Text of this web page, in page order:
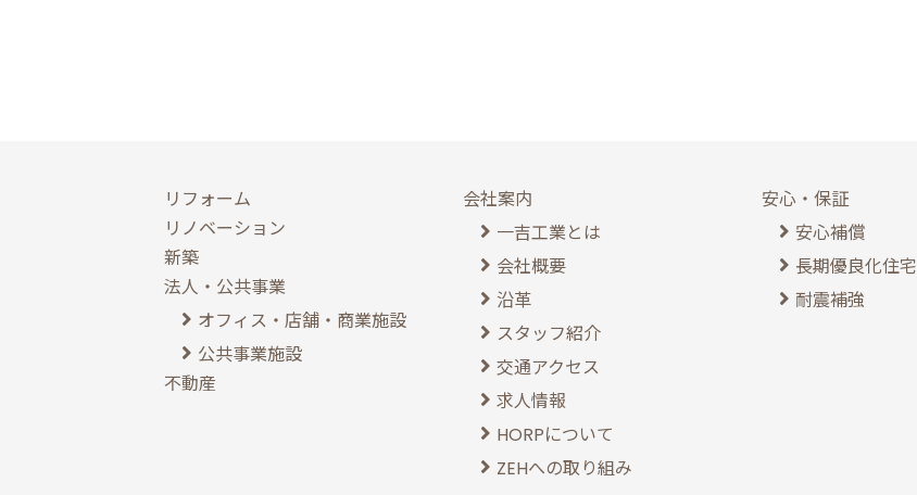
リフォーム
リノベーション
新築
法人・公共事業
オフィス・店舗・商業施設
公共事業施設
不動産
会社案内
一吉工業とは
会社概要
沿革
スタッフ紹介
交通アクセス
求人情報
HORPについて
ZEHへの取り組み
安心・保証
安心補償
長期優良化住宅
耐震補強